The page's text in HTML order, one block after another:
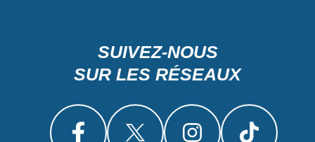
SUIVEZ-NOUS
SUR LES RÉSEAUX